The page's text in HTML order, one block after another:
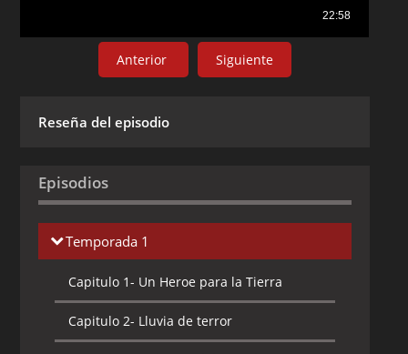
Anterior Siguiente
Reseña del episodio
Episodios
Temporada 1
Capitulo 1- Un Heroe para la Tierra
Capitulo 2- Lluvia de terror